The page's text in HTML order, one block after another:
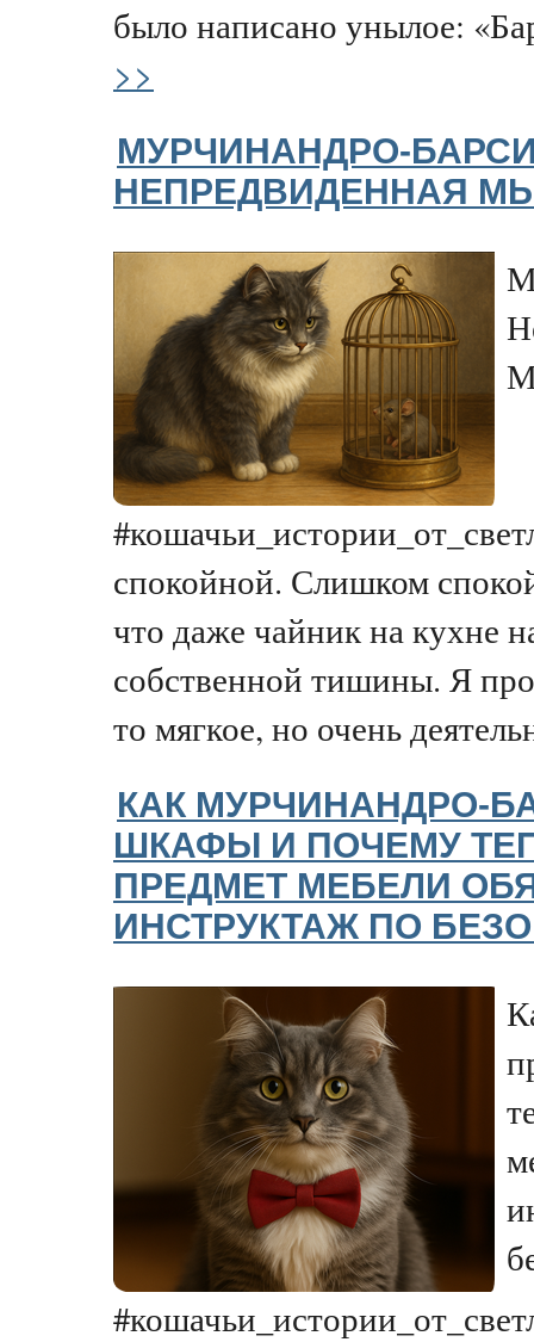
было написано унылое:
>>
МУРЧИНАНДРО-
НЕПРЕДВИДЕННАЯ
спокойной. Слишком
что даже чайник на кухне
собственной тишины. Я
то мягкое, но очень
КАК МУРЧИНАНДРО-
ШКАФЫ И ПОЧЕМУ
ПРЕДМЕТ МЕБЕЛИ
ИНСТРУКТАЖ ПО